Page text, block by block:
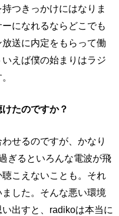
つきっかけにはなりま
になれるならどこでも
送に内定をもらって働
えば僕の始まりはラジ
たのですか？
せるのですが、かなり
ぎるといろんな電波が飛
こえないことも。それ
した。そんな悪い環境
出すと、radikoは本当に